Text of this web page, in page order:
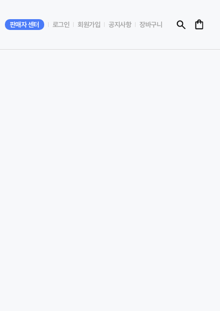
판매자 센터 로그인 회원가입 공지사항 장바구니